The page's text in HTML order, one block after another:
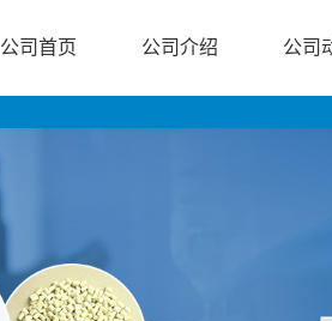
公司首页 公司介绍 公司